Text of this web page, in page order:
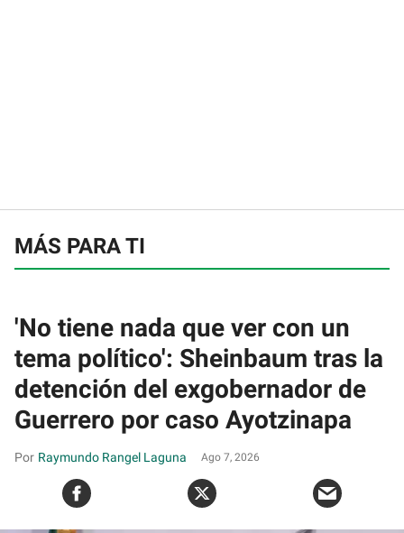
MÁS PARA TI
'No tiene nada que ver con un
tema político': Sheinbaum tras la
detención del exgobernador de
Guerrero por caso Ayotzinapa
Raymundo Rangel Laguna Ago 7, 2026